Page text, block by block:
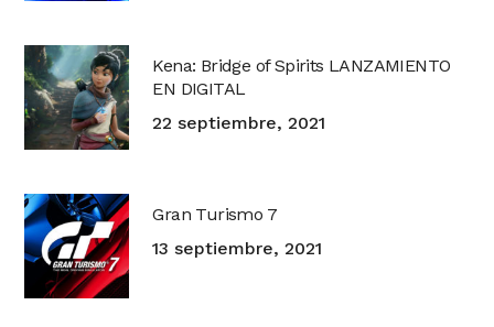
Kena: Bridge of Spirits LANZAMIENTO
EN DIGITAL
22 septiembre, 2021
Gran Turismo 7
13 septiembre, 2021